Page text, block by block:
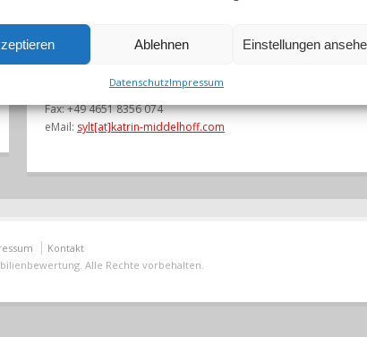
Ablehnen Einstellungen
DatenschutzImpressum
Fon: +49 4651 8356 073
Fax: +49 4651 8356 074
eMail: sylt[at]katrin-middelhoff.com
Kontakt
Alle Rechte vorbehalten.